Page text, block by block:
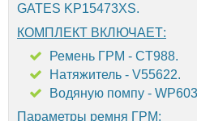
GATES KP15473XS.
КОМПЛЕКТ ВКЛЮЧАЕТ:
Ремень ГРМ - CT988.
Натяжитель - V55622.
Водяную помпу -
Параметры ремня ГРМ: